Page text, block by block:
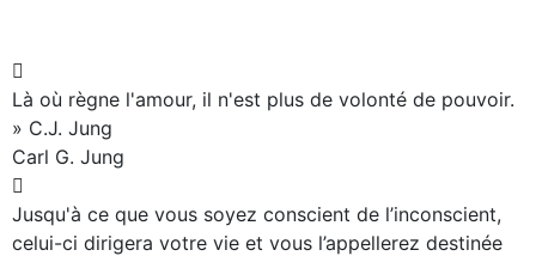
Là où règne l'amour, il n'est plus de volonté de pouvoir.
» C.J. Jung
Carl G. Jung
Jusqu'à ce que vous soyez conscient de l’inconscient,
celui-ci dirigera votre vie et vous l’appellerez destinée